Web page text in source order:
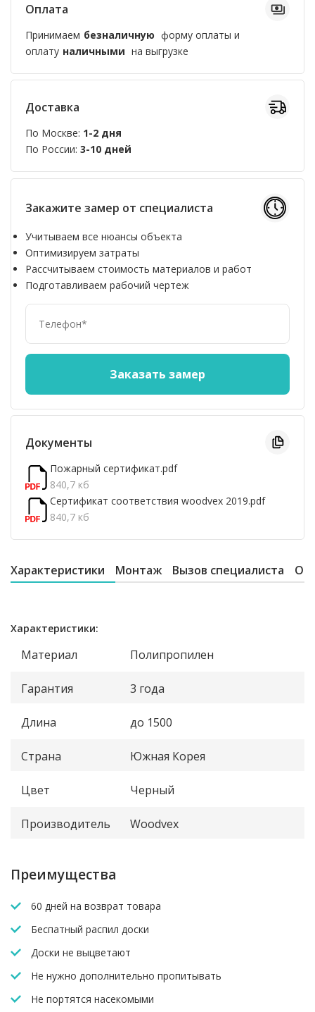
Оплата
Принимаем безналичную форму оплаты и
оплату наличными на выгрузке
Доставка
По Москве: 1-2 дня
По России: 3-10 дней
Закажите замер от специалиста
Учитываем все нюансы объекта
Оптимизируем затраты
Рассчитываем стоимость материалов и работ
Подготавливаем рабочий чертеж
Документы
Пожарный сертификат.pdf
840,7 кб
Сертификат соответствия woodvex 2019.pdf
840,7 кб
Характеристики Монтаж Вызов специалиста
Характеристики:
Материал Полипропилен
Гарантия 3 года
Длина до 1500
Страна Южная Корея
Цвет Черный
Производитель Woodvex
Преимущества
60 дней на возврат товара
Беспатный распил доски
Доски не выцветают
Не нужно дополнительно пропитывать
Не портятся насекомыми